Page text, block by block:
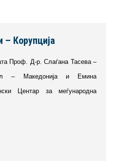
– Корупција
Проф. Д-р. Слаѓана Тасева –
– Македонија и Емина
Центар за меѓународна